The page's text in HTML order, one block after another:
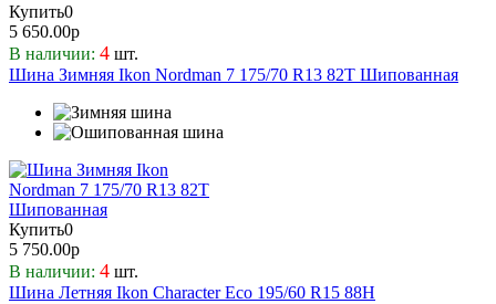
Купить0
5 650.00р
В наличии: 4 шт.
Шина Зимняя Ikon Nordman 7 175/70 R13 82T Шипованная
Купить0
5 750.00р
В наличии: 4 шт.
Шина Летняя Ikon Character Eco 195/60 R15 88H